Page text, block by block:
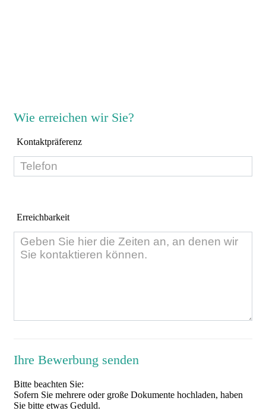
Wie erreichen wir Sie?
Kontaktpräferenz
Erreichbarkeit
Ihre Bewerbung senden
Bitte beachten Sie:
Sofern Sie mehrere oder große Dokumente hochladen, haben
Sie bitte etwas Geduld.